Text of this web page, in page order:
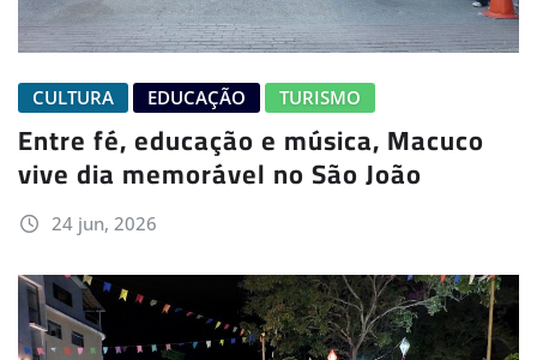
CULTURA EDUCAÇÃO TURISMO
Entre fé, educação e música, Macuco
vive dia memorável no São João
24 jun, 2026